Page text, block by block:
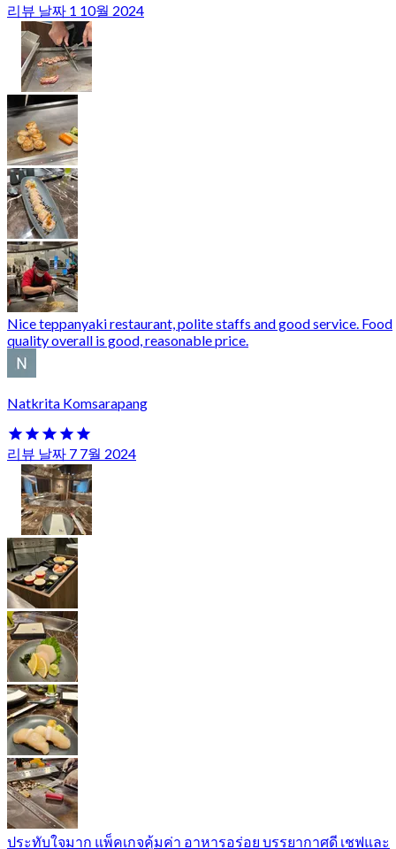
리뷰 날짜 1 10월 2024
Nice teppanyaki restaurant, polite staffs and good service. Food
quality overall is good, reasonable price.
Natkrita Komsarapang
리뷰 날짜 7 7월 2024
ประทับใจมาก แพ็คเกจคุ้มค่า อาหารอร่อย บรรยากาศดี เชฟและ